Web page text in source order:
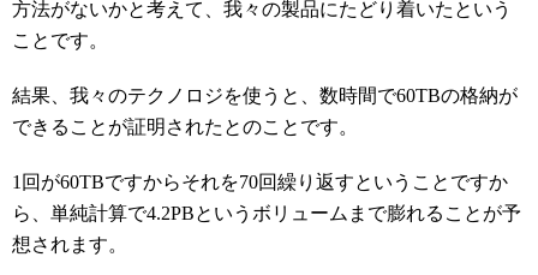
方法がないかと考えて、我々の製品にたどり着いたという
ことです。
結果、我々のテクノロジを使うと、数時間で60TBの格納が
できることが証明されたとのことです。
1回が60TBですからそれを70回繰り返すということですか
ら、単純計算で4.2PBというボリュームまで膨れることが予
想されます。